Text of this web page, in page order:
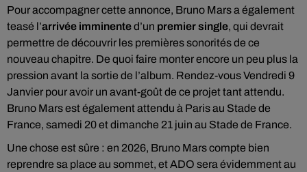
Pour accompagner cette annonce, Bruno Mars a également
teasé l’arrivée imminented’un premier single, qui devrait
permettre de découvrir les premières sonorités de ce
nouveau chapitre. De quoi faire monter encore un peu plus la
pression avant la sortie de l’album. Rendez-vous Vendredi 9
Janvier pour avoir un avant-goût de ce projet tant attendu.
Bruno Mars est également attendu à Paris au Stade de
France, samedi 20 et dimanche 21 juin au Stade de France.
Une chose est sûre : en 2026, Bruno Mars compte bien
reprendre sa place au sommet, et ADO sera évidemment au